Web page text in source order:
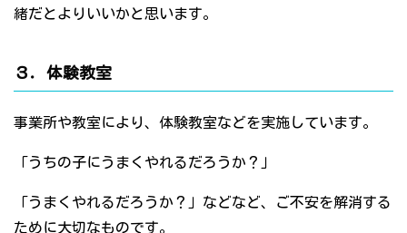
緒だとよりいいかと思います。
３．体験教室
事業所や教室により、体験教室などを実施しています。
「うちの子にうまくやれるだろうか？」
「うまくやれるだろうか？」などなど、ご不安を解消する
ために大切なものです。